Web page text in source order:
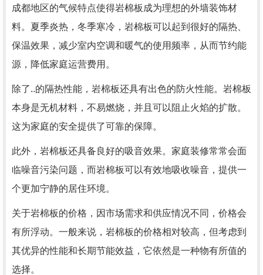
成都地区的气候特点使得岩棉板成为理想的外墙装饰材
料。夏季炎热，冬季寒冷，岩棉板可以起到很好的隔热、
保温效果，减少室内空调和暖气的使用频率，从而节约能
源，降低家庭运营费用。
除了..的隔热性能，岩棉板还具有出色的防火性能。岩棉板
本身是无机材料，不易燃烧，并且可以阻止火焰的扩散。
这为家庭的安全提供了可靠的保障。
此外，岩棉板还具备良好的吸音效果。家庭装修常常会面
临噪音污染问题，而岩棉板可以有效地吸收噪音，提供一
个更加宁静的居住环境。
关于岩棉板的价格，因市场需求和供应情况不同，价格会
有所浮动。一般来说，岩棉板的价格相对较高，但考虑到
其优异的性能和长期节能效益，它依然是一种物有所值的
选择。